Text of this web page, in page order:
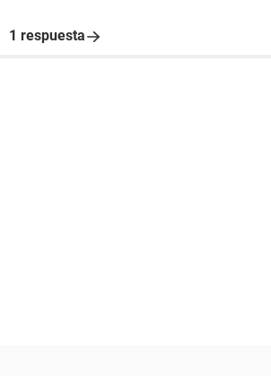
1 respuesta